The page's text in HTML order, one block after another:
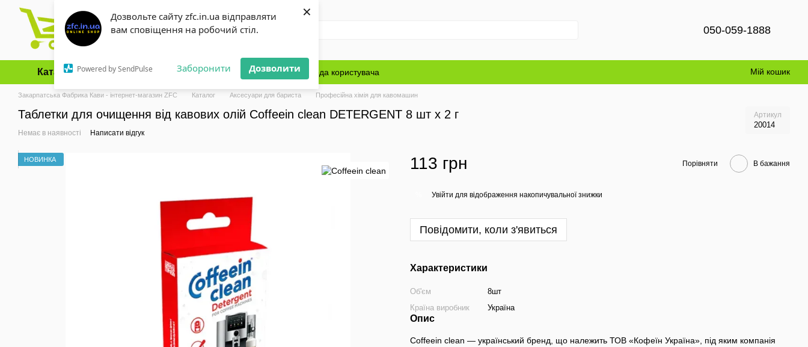
Дозвольте сайту zfc.in.ua відправляти
вам сповіщення на робочий стіл.
Powered by SendPulse Заборонити Дозволити
×
Перейти до основного контенту
050-059-1888
Каталог Оплата і доставка Обмін та повернення Блог Угода користувача Мій кошик
Закарпатська Фабрика Кави - інтернет-магазин ZFC Каталог Аксесуари для бариста Професійна хімія для кавомашин
Таблетки для очищення від кавових олій Coffeein clean DETERGENT 8 шт х 2 г Артикул
20014
Немає в наявності Написати відгук
НОВИНКА 113 грн Порівняти В бажання
Увійти для відображення накопичувальної знижки
Повідомити, коли з'явиться
Характеристики
Об'єм
8шт
Країна виробник
Україна
Опис
Coffeein clean — український бренд, що належить ТОВ «Кофеїн Україна», під яким компанія